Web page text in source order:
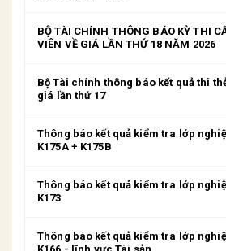
BỘ TÀI CHÍNH THÔNG BÁO KỲ THI
VIÊN VỀ GIÁ LẦN THỨ 18 NĂM 2026
Bộ Tài chính thông báo kết quả thi
giá lần thứ 17
Thông báo kết quả kiểm tra lớp
K175A + K175B
Thông báo kết quả kiểm tra lớp
K173
Thông báo kết quả kiểm tra lớp